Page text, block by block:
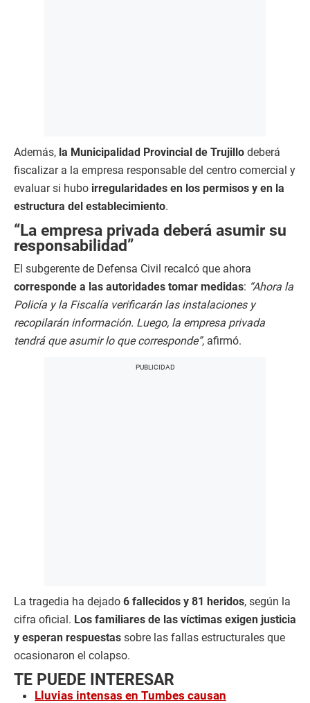
Además, la Municipalidad Provincial de Trujillo deberá
fiscalizar a la empresa responsable del centro comercial y
evaluar si hubo irregularidades en los permisos y en la
estructura del establecimiento.
“La empresa privada deberá asumir su
responsabilidad”
El subgerente de Defensa Civil recalcó que ahora
corresponde a las autoridades tomar medidas: “Ahora la
Policía y la Fiscalía verificarán las instalaciones y
recopilarán información. Luego, la empresa privada
tendrá que asumir lo que corresponde”, afirmó.
La tragedia ha dejado 6 fallecidos y 81 heridos, según la
cifra oficial. Los familiares de las víctimas exigen justicia
y esperan respuestas sobre las fallas estructurales que
ocasionaron el colapso.
TE PUEDE INTERESAR
Lluvias intensas en Tumbes causan